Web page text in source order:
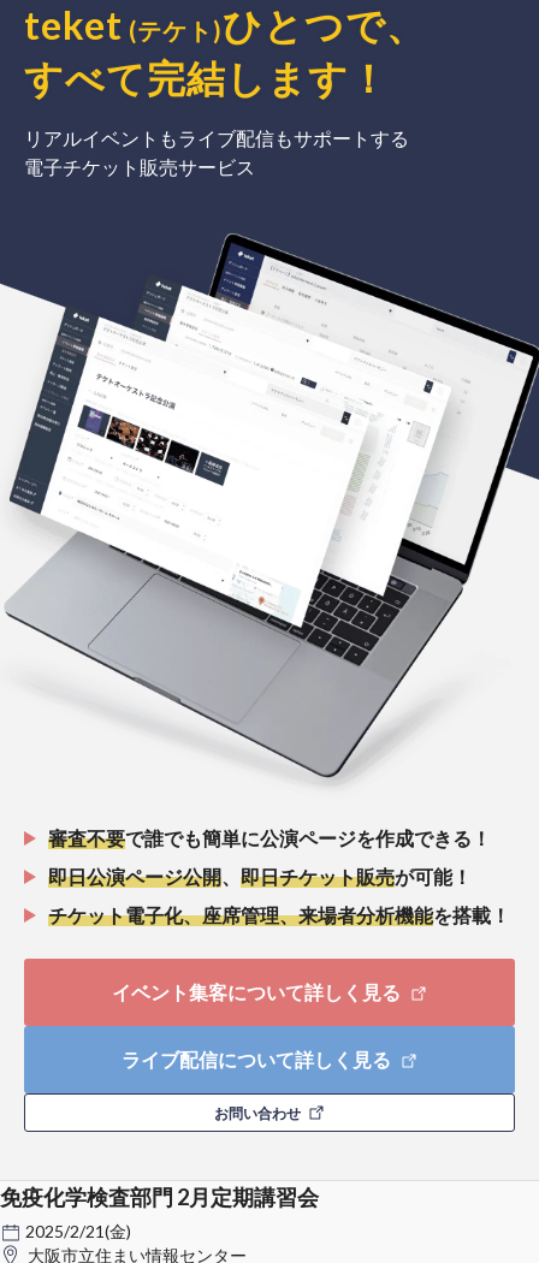
teket (テケト)ひとつで、
すべて完結 します ！
リアルイベントもライブ配信もサポートする
電子チケット販売サービス
審査不要で誰でも簡単に公演ページを作成できる！
即日公演ページ公開
即日チケット販売が可能！
チケット電子化、座席管理、来場者分析機能を搭載！
イベント集客について詳しく見る
ライブ配信について詳しく見る
お問い合わせ
免疫化学検査部門 2月定期講習会
2025/2/21(金)
大阪市立住まい情報センター